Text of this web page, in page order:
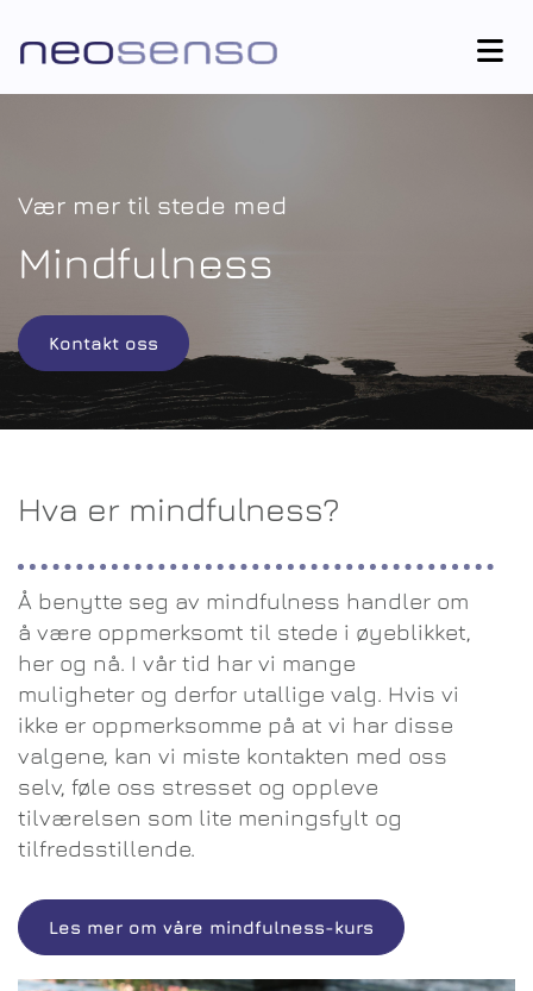
Vær mer til stede med
Mindfulness
Kontakt oss
Hva er mindfulness?
Å benytte seg av mindfulness handler om
å være oppmerksomt til stede i øyeblikket,
her og nå. I vår tid har vi mange
muligheter og derfor utallige valg. Hvis vi
ikke er oppmerksomme på at vi har disse
valgene, kan vi miste kontakten med oss
selv, føle oss stresset og oppleve
tilværelsen som lite meningsfylt og
tilfredsstillende.
Les mer om våre mindfulness-kurs